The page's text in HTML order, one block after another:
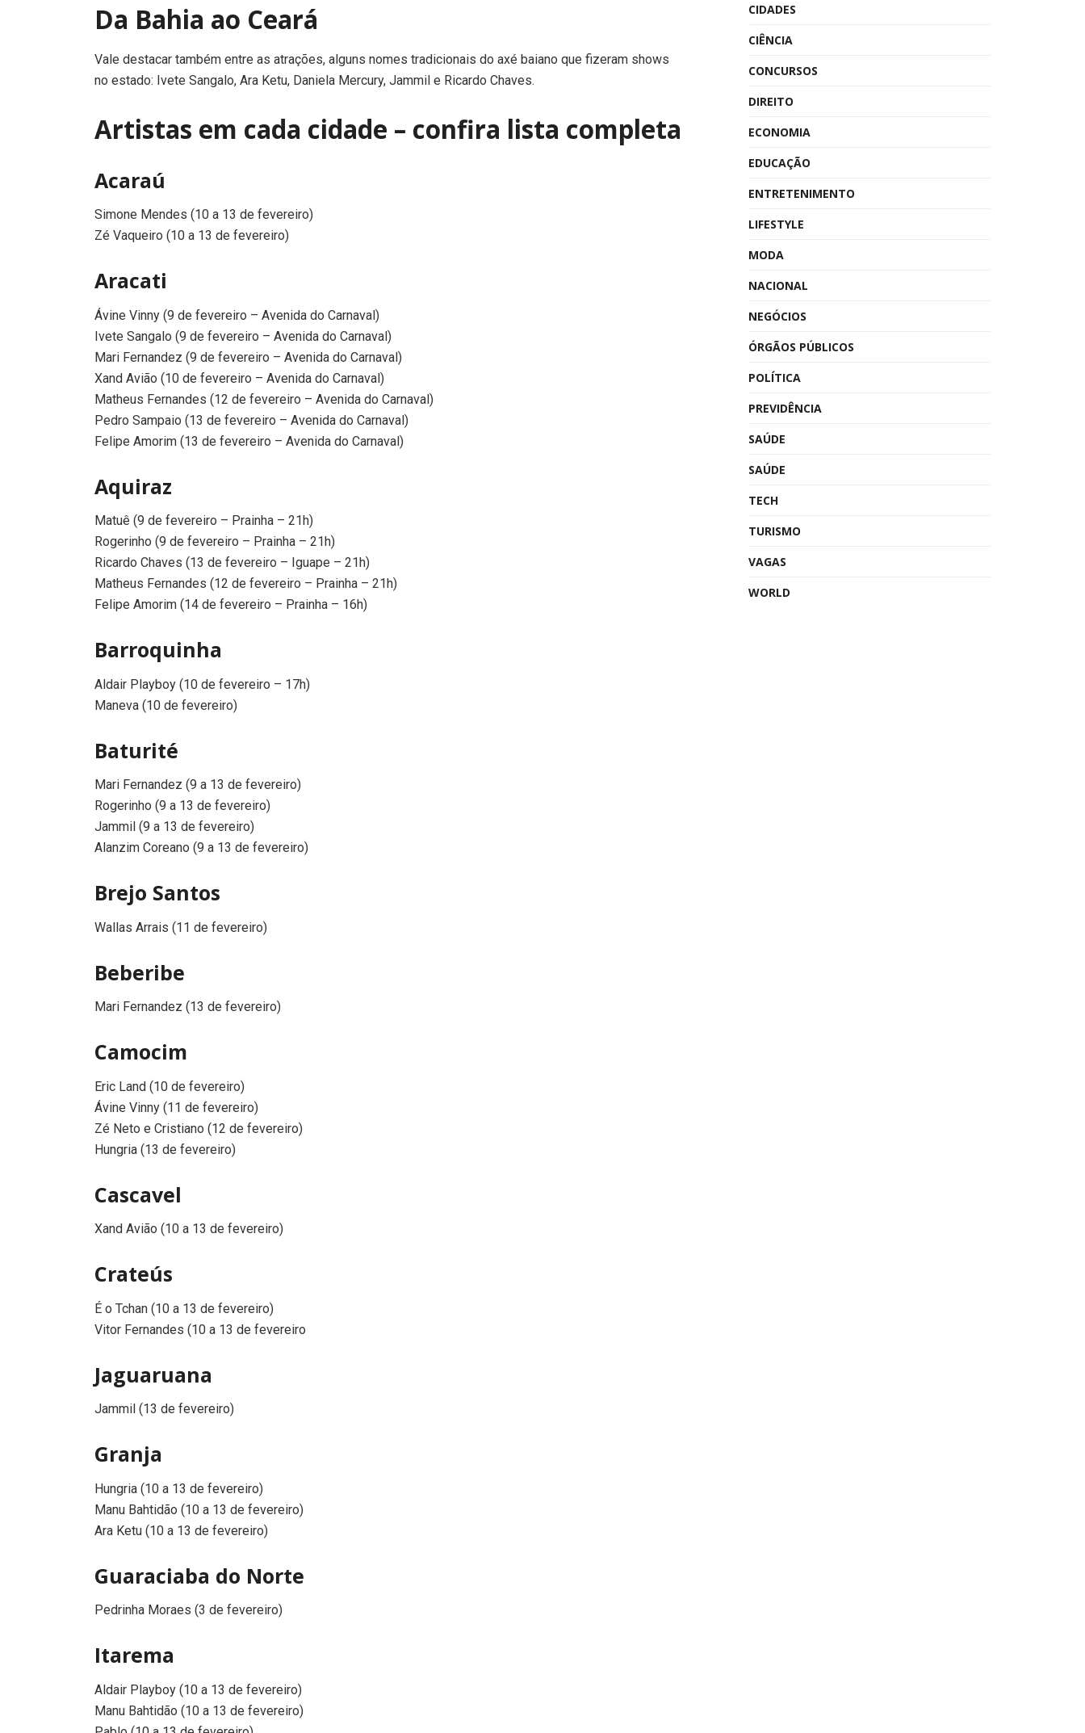
Da Bahia ao Ceará
Vale destacar também entre as atrações, alguns nomes tradicionais do axé baiano que fizeram shows
no estado: Ivete Sangalo, Ara Ketu, Daniela Mercury, Jammil e Ricardo Chaves.
Artistas em cada cidade – confira lista completa
Acaraú
Simone Mendes (10 a 13 de fevereiro)
Zé Vaqueiro (10 a 13 de fevereiro)
Aracati
Ávine Vinny (9 de fevereiro – Avenida do Carnaval)
Ivete Sangalo (9 de fevereiro – Avenida do Carnaval)
Mari Fernandez (9 de fevereiro – Avenida do Carnaval)
Xand Avião (10 de fevereiro – Avenida do Carnaval)
Matheus Fernandes (12 de fevereiro – Avenida do Carnaval)
Pedro Sampaio (13 de fevereiro – Avenida do Carnaval)
Felipe Amorim (13 de fevereiro – Avenida do Carnaval)
Aquiraz
Matuê (9 de fevereiro – Prainha – 21h)
Rogerinho (9 de fevereiro – Prainha – 21h)
Ricardo Chaves (13 de fevereiro – Iguape – 21h)
Matheus Fernandes (12 de fevereiro – Prainha – 21h)
Felipe Amorim (14 de fevereiro – Prainha – 16h)
Barroquinha
Aldair Playboy (10 de fevereiro – 17h)
Maneva (10 de fevereiro)
Baturité
Mari Fernandez (9 a 13 de fevereiro)
Rogerinho (9 a 13 de fevereiro)
Jammil (9 a 13 de fevereiro)
Alanzim Coreano (9 a 13 de fevereiro)
Brejo Santos
Wallas Arrais (11 de fevereiro)
Beberibe
Mari Fernandez (13 de fevereiro)
Camocim
Eric Land (10 de fevereiro)
Ávine Vinny (11 de fevereiro)
Zé Neto e Cristiano (12 de fevereiro)
Hungria (13 de fevereiro)
Cascavel
Xand Avião (10 a 13 de fevereiro)
Crateús
É o Tchan (10 a 13 de fevereiro)
Vitor Fernandes (10 a 13 de fevereiro
Jaguaruana
Jammil (13 de fevereiro)
Granja
Hungria (10 a 13 de fevereiro)
Manu Bahtidão (10 a 13 de fevereiro)
Ara Ketu (10 a 13 de fevereiro)
Guaraciaba do Norte
Pedrinha Moraes (3 de fevereiro)
Itarema
Aldair Playboy (10 a 13 de fevereiro)
Manu Bahtidão (10 a 13 de fevereiro)
CIDADES
CIÊNCIA
CONCURSOS
DIREITO
ECONOMIA
EDUCAÇÃO
ENTRETENIMENTO
LIFESTYLE
MODA
NACIONAL
NEGÓCIOS
ÓRGÃOS PÚBLICOS
POLÍTICA
PREVIDÊNCIA
SAÚDE
SAÚDE
TECH
TURISMO
VAGAS
WORLD